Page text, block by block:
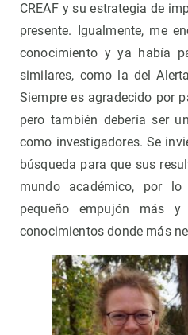
CREAF y su estrategia de
presente. Igualmente, me
conocimiento y ya había
similares, como la del
Siempre es agradecido por
pero también debería ser
como investigadores. Se
búsqueda para que sus
mundo académico, por
pequeño empujón más
conocimientos donde más